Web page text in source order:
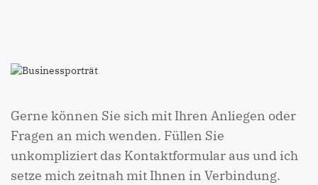
Gerne können Sie sich mit Ihren Anliegen oder
Fragen an mich wenden. Füllen Sie
unkompliziert das Kontaktformular aus und ich
setze mich zeitnah mit Ihnen in Verbindung.